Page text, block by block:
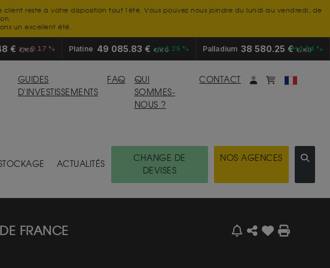
reste à votre disposition tout l'été. Vous pouvez nous joindre du lundi au vendredi, de
un excellent été.
€ €/KG-0.17 % Platine 49 085.83 € €/KG+1.25 % Palladium 38 580.25 €€/KG
+1.34 %
GUIDES
D'INVESTISSEMENTS
FAQ
QUI
SOMMES-
NOUS ?
CONTACT Mon compte
monpanier
ACTUALITÉS
CHANGE DE
DEVISES
NOS AGENCES
FRANCE